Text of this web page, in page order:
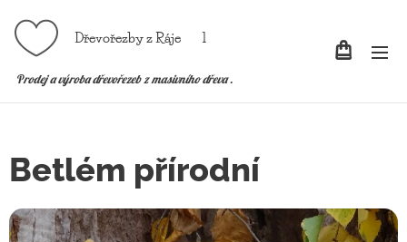
Dřevořezby z Ráje l
Prodej a výroba dřevořezeb z masivního dřeva .
Betlém přírodní